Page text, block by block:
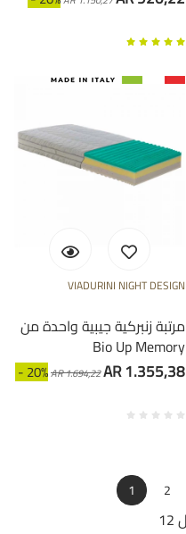
VIADURINI NIGHT DESIGN
مرتبة زنبركية جيبية واحدة من
Bio Up Memory
- 20%AR 1.694,22AR 1.355,38
1 2